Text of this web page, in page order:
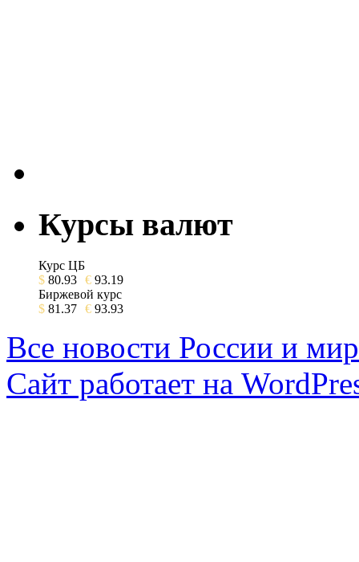
Курсы валют
Курс ЦБ
$ 80.93 € 93.19
Биржевой курс
$ 81.37 € 93.93
Все новости России и
Сайт работает на